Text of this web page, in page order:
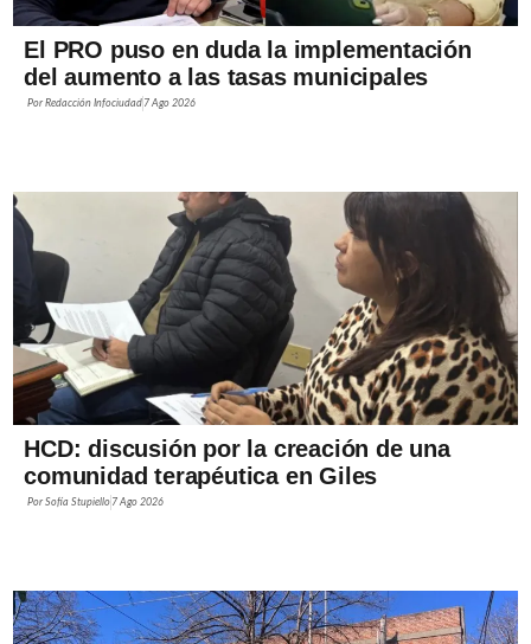
El PRO puso en duda la implementación
del aumento a las tasas municipales
PorRedacción Infociudad 7 Ago 2026
HCD: discusión por la creación de una
comunidad terapéutica en Giles
PorSofía Stupiello 7 Ago 2026